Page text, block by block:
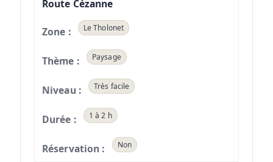
Route Cézanne
Le Tholonet
Paysage
Très facile
1 à 2 h
Non